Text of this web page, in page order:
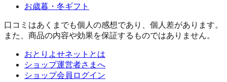
お歳暮・冬ギフト
口コミはあくまでも個人の感想であり、個人差があります。
また、商品の内容や効果を保証するものではありません。
おとりよせネットとは
ショップ運営者さまへ
ショップ会員ログイン